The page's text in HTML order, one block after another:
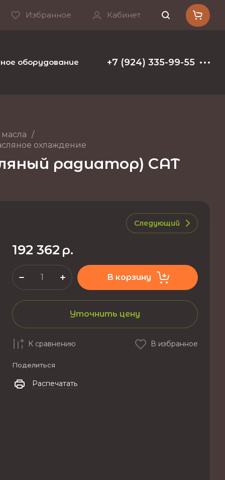
Избранное Кабинет
оборудование и расходные материалы
+7 (924) 335-99-55
/
охлаждение
радиатор) CAT
Следующий
192 362 р.
В корзину
Уточнить цену
К сравнению В избранное
Поделиться
Распечатать